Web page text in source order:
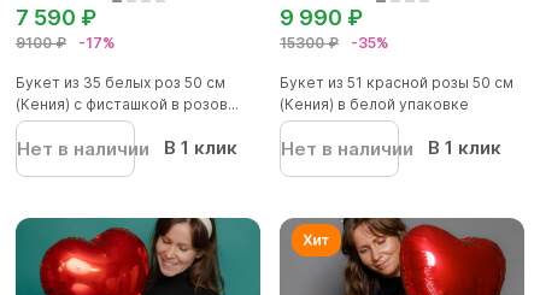
9100 ₽ -17%
7 590 ₽
Букет из 35 белых роз 50 см
(Кения) с фисташкой в розов...
Нет в наличии В 1 клик
15300 ₽ -35%
9 990 ₽
Букет из 51 красной розы 50 см
(Кения) в белой упаковке
Нет в наличии В 1 клик